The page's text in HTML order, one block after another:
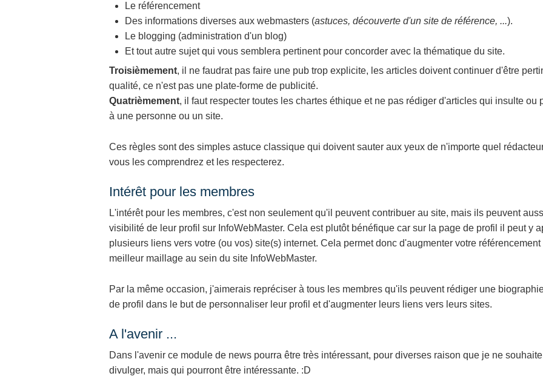
Le référencement
Des informations diverses aux webmasters (astuces, découverte d'un site de référence, ...).
Le blogging (administration d'un blog)
Et tout autre sujet qui vous semblera pertinent pour concorder avec la thématique du site.
Troisièmement, il ne faudrat pas faire une pub trop explicite, les articles doivent continuer d'être
qualité, ce n'est pas une plate-forme de publicité.
Quatrièmement, il faut respecter toutes les chartes éthique et ne pas rédiger d'articles qui insulte ou
à une personne ou un site.
Ces règles sont des simples astuce classique qui doivent sauter aux yeux de n'importe quel
vous les comprendrez et les respecterez.
Intérêt pour les membres
L'intérêt pour les membres, c'est non seulement qu'il peuvent contribuer au site, mais ils peuvent
visibilité de leur profil sur InfoWebMaster. Cela est plutôt bénéfique car sur la page de profil il peut y
plusieurs liens vers votre (ou vos) site(s) internet. Cela permet donc d'augmenter votre
meilleur maillage au sein du site InfoWebMaster.
Par la même occasion, j'aimerais repréciser à tous les membres qu'ils peuvent rédiger une
de profil dans le but de personnaliser leur profil et d'augmenter leurs liens vers leurs sites.
A l'avenir ...
Dans l'avenir ce module de news pourra être très intéressant, pour diverses raison que je ne
divulger, mais qui pourront être intéressante. :D